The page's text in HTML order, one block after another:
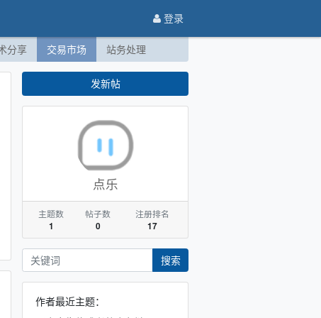
登录
分享 交易市场 站务处理
发新帖
点乐
主题数
1
帖子数
0
注册排名
17
搜索
作者最近主题：